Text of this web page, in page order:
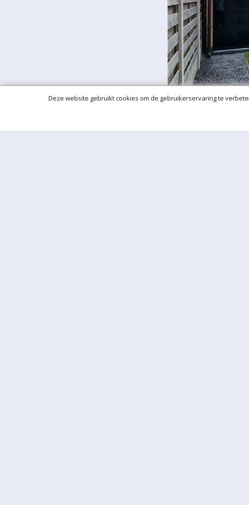
Deze website gebruikt cookies om de gebruikerservaring te